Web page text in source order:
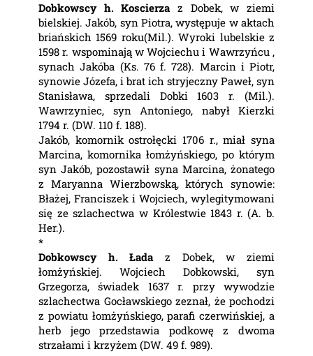
Dobkowscy h. Koscierzaz Dobek, w ziemi
bielskiej. Jakób, syn Piotra, występuje w aktach
briańskich 1569 roku(Mil.). Wyroki lubelskie z
1598 r. wspominają w Wojciechu i Wawrzyńcu ,
synach Jakóba (Ks. 76 f. 728). Marcin i Piotr,
synowie Józefa, i brat ich stryjeczny Paweł, syn
Stanisława, sprzedali Dobki 1603 r. (Mil.).
Wawrzyniec, syn Antoniego, nabył Kierzki
1794 r. (DW. 110 f. 188).
Jakób, komornik ostrołęcki 1706 r., miał syna
Marcina, komornika łomżyńskiego, po którym
syn Jakób, pozostawił syna Marcina, żonatego
z Maryanna Wierzbowską, których synowie:
Błażej, Franciszek i Wojciech, wylegitymowani
się ze szlachectwa w Królestwie 1843 r. (A. b.
Her.).
*
Dobkowscy h. Ładaz Dobek, w ziemi
łomżyńskiej. Wojciech Dobkowski, syn
Grzegorza, świadek 1637 r. przy wywodzie
szlachectwa Gocławskiego zeznał, że pochodzi
z powiatu łomżyńskiego, parafi czerwińskiej, a
herb jego przedstawia podkowę z dwoma
strzałami i krzyżem (DW. 49 f. 989).